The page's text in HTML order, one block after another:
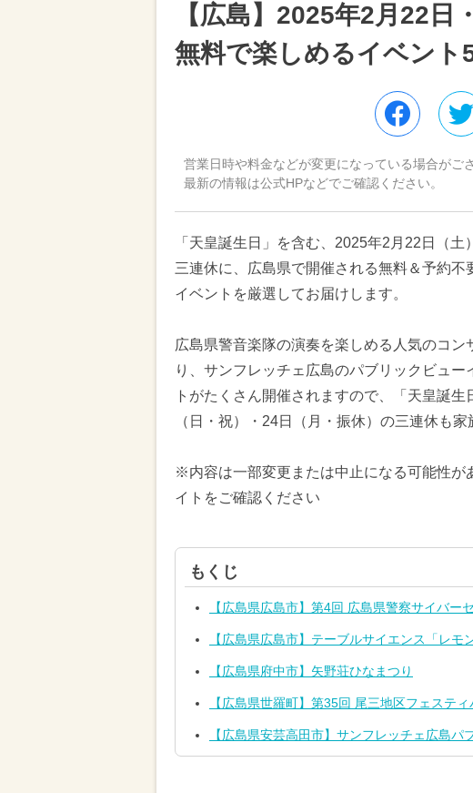
【広島】2025年2月22日
無料で楽しめるイベント
営業日時や料金などが変更になっている場合がご
最新の情報は公式HPなどでご確認ください。
「天皇誕生日」を含む、2025年2月22日（
三連休に、広島県で開催される無料＆予約
イベントを厳選してお届けします。
広島県警音楽隊の演奏を楽しめる人気のコ
り、サンフレッチェ広島のパブリックビュ
トがたくさん開催されますので、「天皇誕
（日・祝）・24日（月・振休）の三連休も
※内容は一部変更または中止になる可能性が
イトをご確認ください
もくじ
【広島県広島市】第4回 広島県警察サイバー
【広島県広島市】テーブルサイエンス「レモ
【広島県府中市】矢野荘ひなまつり
【広島県世羅町】第35回 尾三地区フェスティ
【広島県安芸高田市】サンフレッチェ広島パ